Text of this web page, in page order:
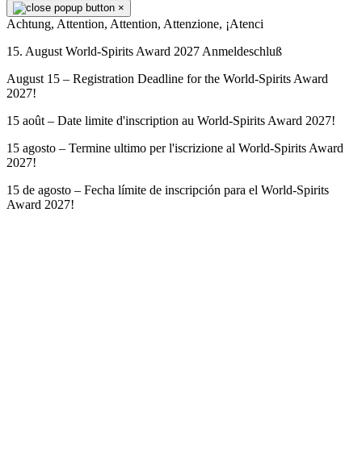
×
Achtung, Attention, Attention, Attenzione, ¡Atenci
15. August World-Spirits Award 2027 Anmeldeschluß
August 15 – Registration Deadline for the World-Spirits Award
2027!
15 août – Date limite d'inscription au World-Spirits Award 2027!
15 agosto – Termine ultimo per l'iscrizione al World-Spirits Award
2027!
15 de agosto – Fecha límite de inscripción para el World-Spirits
Award 2027!